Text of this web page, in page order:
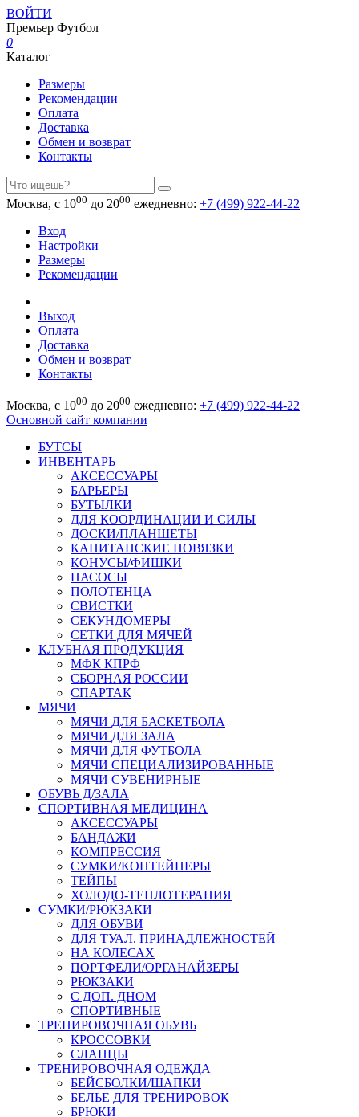
ВОЙТИ
Премьер Футбол
0
Каталог
Размеры
Рекомендации
Оплата
Доставка
Обмен и возврат
Контакты
Москва, с 1000 до 2000 ежедневно: +7 (499) 922-44-22
Вход
Настройки
Размеры
Рекомендации
Выход
Оплата
Доставка
Обмен и возврат
Контакты
Москва, с 1000 до 2000 ежедневно: +7 (499) 922-44-22
Основной сайт компании
БУТСЫ
ИНВЕНТАРЬ
АКСЕССУАРЫ
БАРЬЕРЫ
БУТЫЛКИ
ДЛЯ КООРДИНАЦИИ И СИЛЫ
ДОСКИ/ПЛАНШЕТЫ
КАПИТАНСКИЕ ПОВЯЗКИ
КОНУСЫ/ФИШКИ
НАСОСЫ
ПОЛОТЕНЦА
СВИСТКИ
СЕКУНДОМЕРЫ
СЕТКИ ДЛЯ МЯЧЕЙ
КЛУБНАЯ ПРОДУКЦИЯ
МФК КПРФ
СБОРНАЯ РОССИИ
СПАРТАК
МЯЧИ
МЯЧИ ДЛЯ БАСКЕТБОЛА
МЯЧИ ДЛЯ ЗАЛА
МЯЧИ ДЛЯ ФУТБОЛА
МЯЧИ СПЕЦИАЛИЗИРОВАННЫЕ
МЯЧИ СУВЕНИРНЫЕ
ОБУВЬ Д/ЗАЛА
СПОРТИВНАЯ МЕДИЦИНА
АКСЕССУАРЫ
БАНДАЖИ
КОМПРЕССИЯ
СУМКИ/КОНТЕЙНЕРЫ
ТЕЙПЫ
ХОЛОДО-ТЕПЛОТЕРАПИЯ
СУМКИ/РЮКЗАКИ
ДЛЯ ОБУВИ
ДЛЯ ТУАЛ. ПРИНАДЛЕЖНОСТЕЙ
НА КОЛЕСАХ
ПОРТФЕЛИ/ОРГАНАЙЗЕРЫ
РЮКЗАКИ
С ДОП. ДНОМ
СПОРТИВНЫЕ
ТРЕНИРОВОЧНАЯ ОБУВЬ
КРОССОВКИ
СЛАНЦЫ
ТРЕНИРОВОЧНАЯ ОДЕЖДА
БЕЙСБОЛКИ/ШАПКИ
БЕЛЬЕ ДЛЯ ТРЕНИРОВОК
БРЮКИ